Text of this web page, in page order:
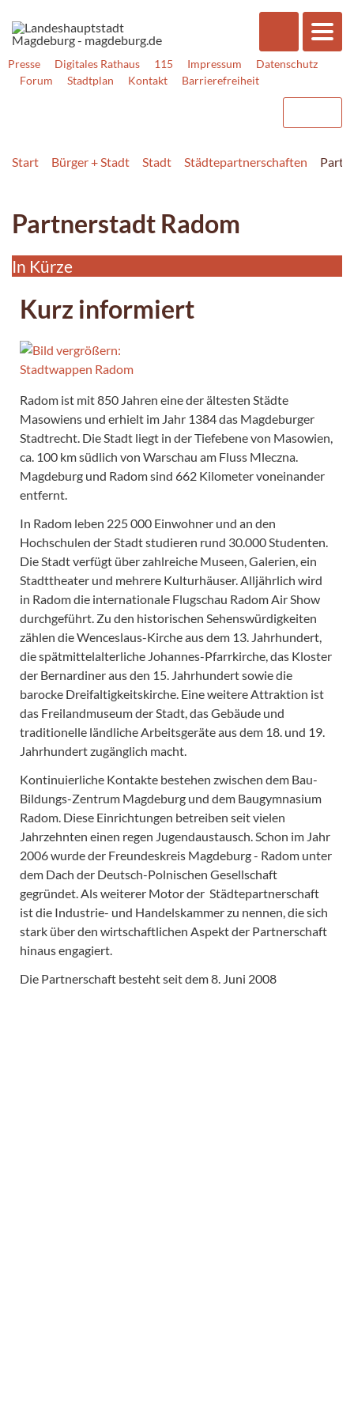
Presse Digitales Rathaus 115 Impressum
Datenschutz
Forum
Stadtplan Kontakt Barrierefreiheit
Start Bürger + Stadt Stadt Städtepartnerschaften
Partnerstadt Radom
In Kürze
Kurz informiert
Radom ist mit 850 Jahren eine der ältesten Städte
Masowiens und erhielt im Jahr 1384 das Magdeburger
Stadtrecht. Die Stadt liegt in der Tiefebene von Masowien,
ca. 100 km südlich von Warschau am Fluss Mleczna.
Magdeburg und Radom sind 662 Kilometer voneinander
entfernt.
In Radom leben 225 000 Einwohner und an den
Hochschulen der Stadt studieren rund 30.000 Studenten.
Die Stadt verfügt über zahlreiche Museen, Galerien, ein
Stadttheater und mehrere Kulturhäuser. Alljährlich wird
in Radom die internationale Flugschau Radom Air Show
durchgeführt. Zu den historischen Sehenswürdigkeiten
zählen die Wenceslaus-Kirche aus dem 13. Jahrhundert,
die spätmittelalterliche Johannes-Pfarrkirche, das Kloster
der Bernardiner aus den 15. Jahrhundert sowie die
barocke Dreifaltigkeitskirche. Eine weitere Attraktion ist
das Freilandmuseum der Stadt, das Gebäude und
traditionelle ländliche Arbeitsgeräte aus dem 18. und 19.
Jahrhundert zugänglich macht.
Kontinuierliche Kontakte bestehen zwischen dem Bau-
Bildungs-Zentrum Magdeburg und dem Baugymnasium
Radom. Diese Einrichtungen betreiben seit vielen
Jahrzehnten einen regen Jugendaustausch. Schon im Jahr
2006 wurde der Freundeskreis Magdeburg - Radom unter
dem Dach der Deutsch-Polnischen Gesellschaft
gegründet. Als weiterer Motor der Städtepartnerschaft
ist die Industrie- und Handelskammer zu nennen, die sich
stark über den wirtschaftlichen Aspekt der Partnerschaft
hinaus engagiert.
Die Partnerschaft besteht seit dem 8. Juni 2008